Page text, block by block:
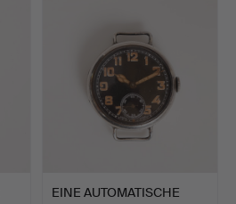
EINE AUTOMATISCHE